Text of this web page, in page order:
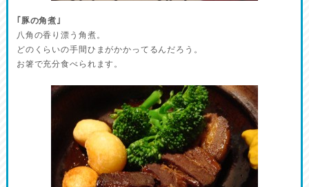
｢豚の角煮｣
八角の香り漂う角煮。
どのくらいの手間ひまがかかってるんだろう。
お箸で充分食べられます。